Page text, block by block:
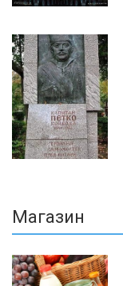
Магазин